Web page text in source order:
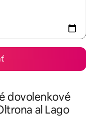
dovolenkové
al Lago